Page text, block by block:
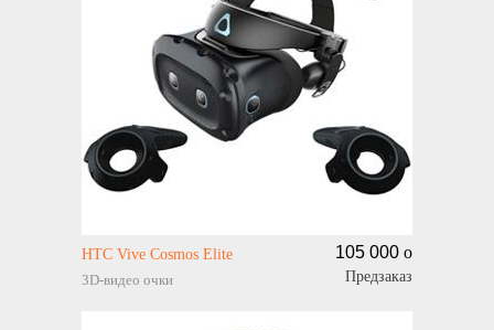
HTC Vive Cosmos Elite
3D-видео очки
105 000 o
Предзаказ